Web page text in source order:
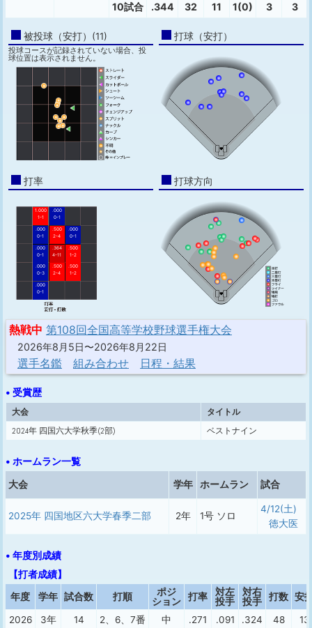
10試合 .344 32 11 1(0) 3 3
被投球（安打）(11)
投球コースが記録されていない場合、投
球位置は表示されません。
打球（安打）
打率
1.000
1-1
.000
0-1
.000
0-1
.500
2-4
.000
0-1
.000
0-1
.364
4-11
.500
1-2
.000
0-3
.500
2-4
.500
1-2
.000
0-1
打球方向
熱戦中 第108回全国高等学校野球選手権大会
2026年8月5日〜2026年8月22日
選手名鑑 組み合わせ 日程・結果
• 受賞歴
大会
タイトル
2024年 四国六大学秋季(2部)
ベストナイン
• ホームラン一覧
大会 学年 ホームラン 試合
2025年 四国地区六大学春季二部 2年 1号 ソロ
4/12(土)
徳大医
• 年度別成績
【打者成績】
年度
学年 試合数 打順
ポジ
ション
打率
対左
投手
対右
投手
打数 安
2026 3年 14 2、6、7番 中 .271 .091 .324 48 13